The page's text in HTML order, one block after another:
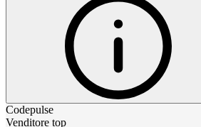
Codepulse
Venditore top